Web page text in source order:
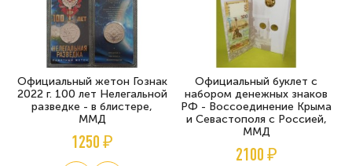
Официальный жетон Гознак
2022 г. 100 лет Нелегальной
разведке - в блистере,
ММД
1250 ₽
Официальный буклет с
набором денежных знаков
РФ - Воссоединение Крыма
и Севастополя с Россией,
ММД
2100 ₽